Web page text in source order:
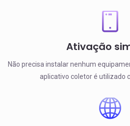
Ativação
Não precisa instalar nenhum
aplicativo coletor é utilizado